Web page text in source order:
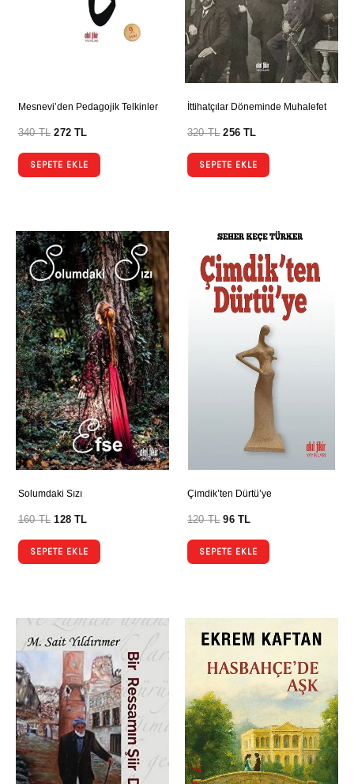
Mesnevi’den Pedagojik Telkinler
340TL 272TL
SEPETE EKLE
İttihatçılar Döneminde Muhalefet
320TL 256TL
SEPETE EKLE
Solumdaki Sızı
160TL 128TL
SEPETE EKLE
Çimdik’ten Dürtü’ye
120TL 96TL
SEPETE EKLE